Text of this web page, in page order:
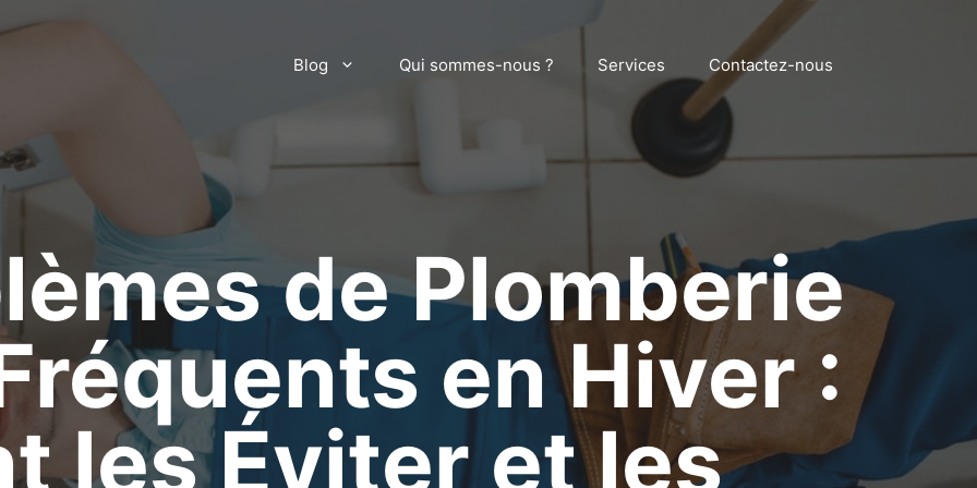
Blog Qui sommes-nous ? Services Contactez-nous
de Plomberie
en Hiver :
les Éviter et les